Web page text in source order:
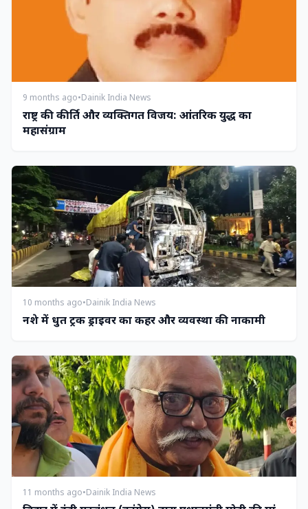
9 months ago•Dainik India News
राष्ट्र की कीर्ति और व्यक्तिगत विजय: आंतरिक युद्ध का
महासंग्राम
10 months ago•Dainik India News
नशे में धुत ट्रक ड्राइवर का कहर और व्यवस्था की नाकामी
11 months ago•Dainik India News